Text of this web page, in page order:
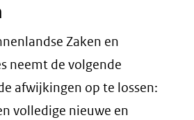
Zaken en
neemt de volgende
afwijkingen op te lossen:
volledige nieuwe en